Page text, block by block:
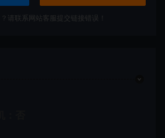
？请联系网站客服提交链接错误！